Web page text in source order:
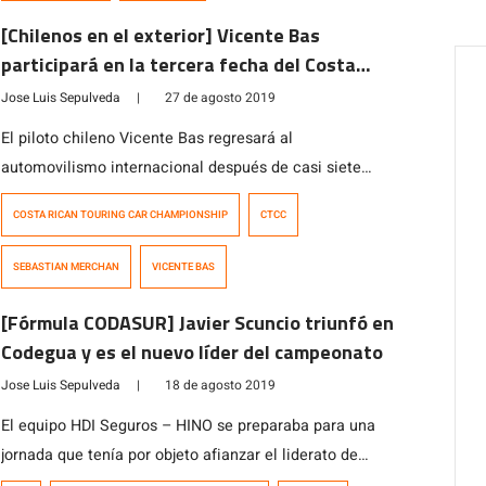
[Chilenos en el exterior] Vicente Bas
participará en la tercera fecha del Costa
Rican Touring Car Championship
Jose Luis Sepulveda | 27 de agosto 2019
El piloto chileno Vicente Bas regresará al
automovilismo internacional después de casi siete
años. El actual sublíder de la Fórmula
Championship, la cual será la gran final del
Campeonato Endurance en el autódromo Parque Vida.
«Vicho» hará dupla con el ecuatoriano […]
COSTA RICAN TOURING CAR CHAMPIONSHIP CTCC
SEBASTIAN MERCHAN VICENTE BAS
[Fórmula CODASUR] Javier Scuncio triunfó en
Codegua y es el nuevo líder del campeonato
Jose Luis Sepulveda | 18 de agosto 2019
El equipo HDI Seguros – HINO se preparaba para una
jornada que tenía por objeto afianzar el liderato de